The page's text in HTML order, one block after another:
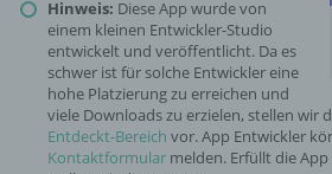
Hinweis: Diese App wurde von
einem kleinen Entwickler-Studio
entwickelt und veröffentlicht. Da es
schwer ist für solche Entwickler eine
hohe Platzierung zu erreichen und
viele Downloads zu erzielen, stellen wir
Entdeckt-Bereich vor. App Entwickler
Kontaktformular melden. Erfüllt die